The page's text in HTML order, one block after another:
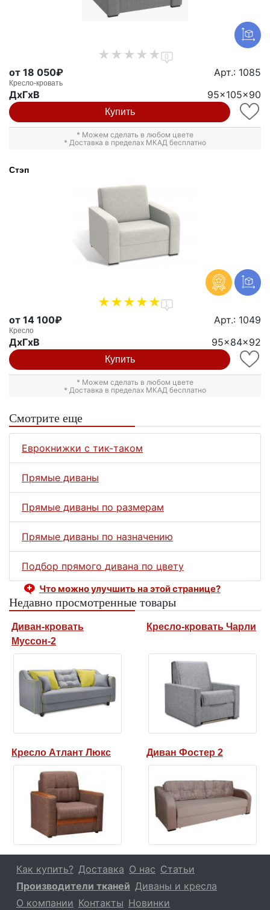
0
от 18 050₽ Арт.: 1085
Кресло-кровать
ДxГxВ 95x105x90
Купить
* Можем сделать в любом цвете
* Доставка в пределах МКАД бесплатно
Стэп
1
от 14 100₽ Арт.: 1049
Кресло
ДxГxВ 95x84x92
Купить
* Можем сделать в любом цвете
* Доставка в пределах МКАД бесплатно
Смотрите еще
Еврокнижки с тик-таком
Прямые диваны
Прямые диваны по размерам
Прямые диваны по назначению
Подбор прямого дивана по цвету
Что можно улучшить на этой странице?
Недавно просмотренные товары
Диван-кровать
Муссон-2
Кресло-кровать Чарли
Кресло Атлант Люкс Диван Фостер 2
Как купить? Доставка О нас Статьи
Производители тканей Диваны и кресла
О компании Контакты Новинки